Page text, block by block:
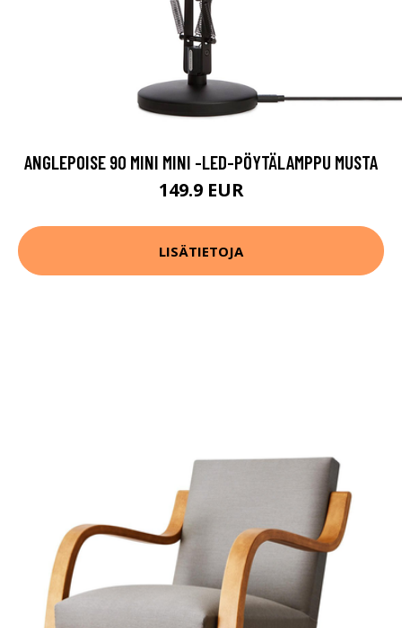
ANGLEPOISE 90 MINI MINI -LED-PÖYTÄLAMPPU MUSTA
149.9 EUR
LISÄTIETOJA